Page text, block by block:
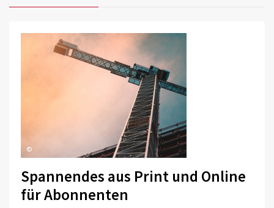
©
Spannendes aus Print und Online
für Abonnenten